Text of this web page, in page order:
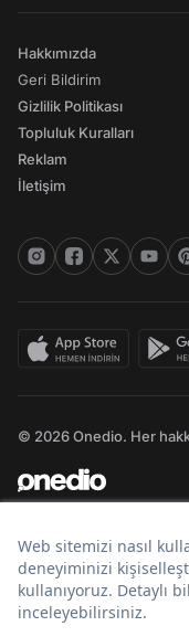
Hakkımızda
Geri Bildirim
Gizlilik Politikası
Topluluk Kuralları
Reklam
İletişim
© 2026 Onedio. Her
Bir